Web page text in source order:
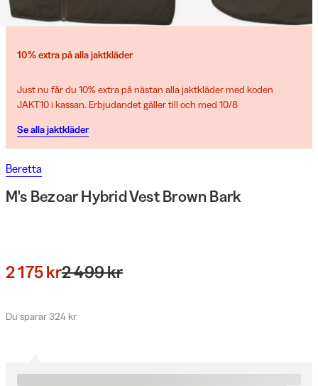
10% extra på alla jaktkläder
Just nu får du 10% extra på nästan alla jaktkläder med koden
JAKT10 i kassan. Erbjudandet gäller till och med 10/8
Se alla jaktkläder
Beretta
M's Bezoar Hybrid Vest Brown Bark
2 175 kr2 499 kr
Du sparar 324 kr